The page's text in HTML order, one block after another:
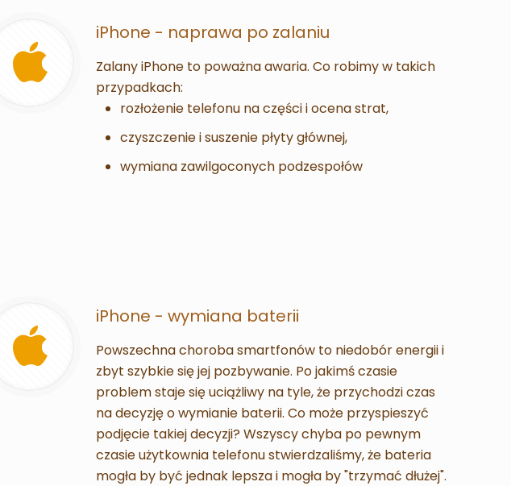
iPhone - naprawa po zalaniu
Zalany iPhone to poważna awaria. Co robimy w takich
przypadkach:
rozłożenie telefonu na części i ocena strat,
czyszczenie i suszenie płyty głównej,
wymiana zawilgoconych podzespołów
iPhone - wymiana baterii
Powszechna choroba smartfonów to niedobór energii i
zbyt szybkie się jej pozbywanie. Po jakimś czasie
problem staje się uciążliwy na tyle, że przychodzi czas
na decyzję o wymianie baterii. Co może przyspieszyć
podjęcie takiej decyzji? Wszyscy chyba po pewnym
czasie użytkownia telefonu stwierdzaliśmy, że bateria
mogła by być jednak lepsza i mogła by "trzymać dłużej".